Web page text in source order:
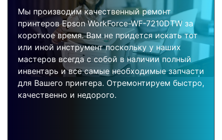
Мы производим качественный ремонт
принтеров Epson WorkForce-WF-7210DTW за
короткое время. Вам не придется искать тот
или иной инструмент поскольку у наших
мастеров всегда с собой в наличии полный
инвентарь и все самые необходимые запчасти
для Вашего принтера. Отремонтируем быстро,
качественно и недорого.